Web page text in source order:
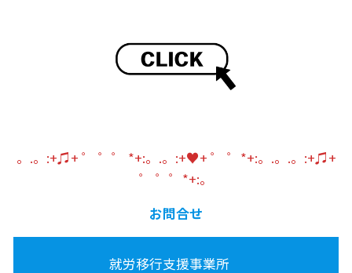
。.。:+♫+ ゜ ゜゜ *+:。.。:+♥+ ゜ ゜*+:。.。.。:+♫+
゜ ゜゜*+:。
お問合せ
就労移行支援事業所